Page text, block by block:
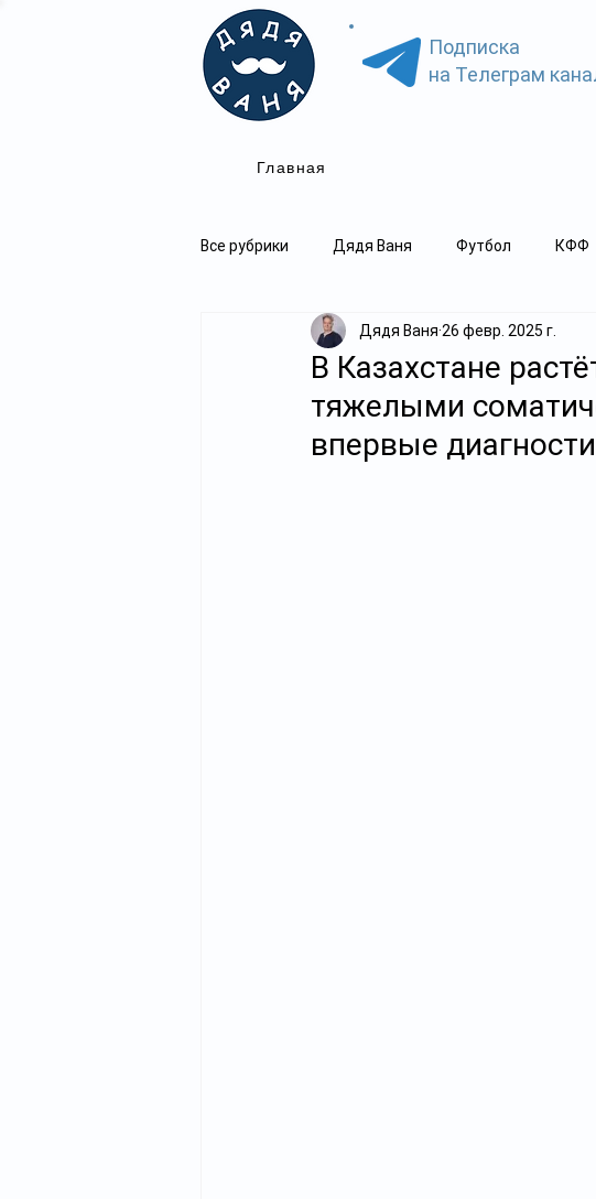
Подписка
на Телеграм
Главная
Все рубрики Дядя Ваня Футбол КФФ
В Казахстане
тяжелыми
впервые
Дядя Ваня 26 февр. 2025 г.